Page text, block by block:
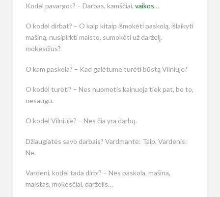
Kodėl pavargot? – Darbas, kamščiai, vaikos…
O kodėl dirbat? – O kaip kitaip išmokėti paskolą, išlaikyti
mašiną, nusipirkti maisto, sumokėti už darželį,
mokesčius?
O kam paskola? – Kad galėtume turėti būstą Vilniuje?
O kodėl turėti? – Nes nuomotis kainuoja tiek pat, be to,
nesaugu.
O kodėl Vilniuje? – Nes čia yra darbų.
Džiaugiatės savo darbais? Vardmantė: Taip. Vardenis:
Ne.
Vardeni, kodėl tada dirbi? – Nes paskola, mašina,
maistas, mokesčiai, darželis…